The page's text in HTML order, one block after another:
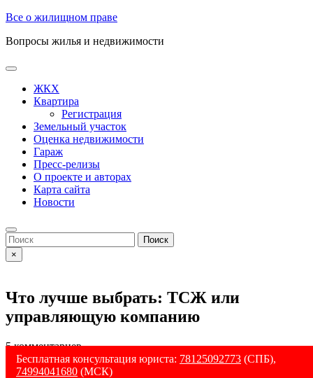
Skip
content
Все о жилищном праве
Вопросы жилья и недвижимости
Open
ButtonЖКХ
Квартира
Регистрация
Земельный участок
Оценка недвижимости
Гараж
Пресс-релизы
О проекте и авторах
Карта сайта
Новости
Close
Button
Search
for:
×
Что лучше выбрать: ТСЖ или
управляющую компанию
5 комментариев
Бесплатная консультация юриста: 78125092773 (СПБ),
74994041680 (МСК)